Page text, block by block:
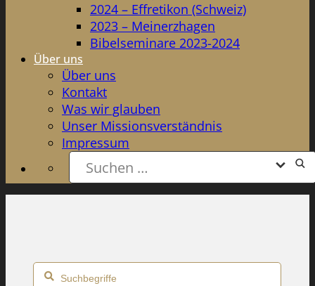
2024 – Effretikon (Schweiz)
2023 – Meinerzhagen
Bibelseminare 2023-2024
Über uns
Über uns
Kontakt
Was wir glauben
Unser Missionsverständnis
Impressum